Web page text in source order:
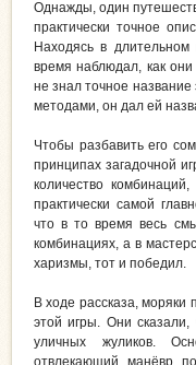
Однажды, один
практически точное
Находясь в длительном
время наблюдал, как они
не знал точное
методами, он дал ей
Чтобы разбавить его
принципах загадочной
количество
практически самой
что в то время весь
комбинациях, а в
харизмы, тот и победил.
В ходе рассказа, моряки
этой игры. Они
уличных жуликов.
отвлекающий манёвр